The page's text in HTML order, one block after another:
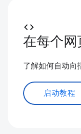
code
在每个
了解如何自动向
启动教程